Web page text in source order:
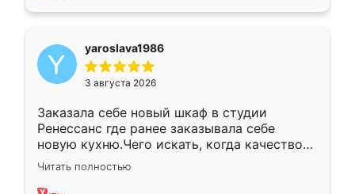
yaroslava1986
3 августа 2026
Заказала себе новый шкаф в студии
Ренессанс где ранее заказывала себе
новую кухню.Чего искать, когда качеством
вполне довольна. Служит кухня уже почти
два года, нареканий нет.
Читать полностью